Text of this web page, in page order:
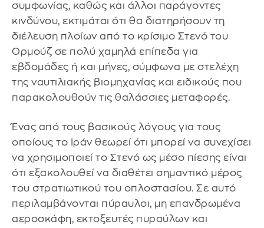
συμφωνίας, καθώς και άλλοι παράγοντες
κινδύνου, εκτιμάται ότι θα διατηρήσουν τη
διέλευση πλοίων από το κρίσιμο Στενό του
Ορμούζ σε πολύ χαμηλά επίπεδα για
εβδομάδες ή και μήνες, σύμφωνα με στελέχη
της ναυτιλιακής βιομηχανίας και ειδικούς που
παρακολουθούν τις θαλάσσιες μεταφορές.
Ένας από τους βασικούς λόγους για τους
οποίους το Ιράν θεωρεί ότι μπορεί να συνεχίσει
να χρησιμοποιεί το Στενό ως μέσο πίεσης είναι
ότι εξακολουθεί να διαθέτει σημαντικό μέρος
του στρατιωτικού του οπλοστασίου. Σε αυτό
περιλαμβάνονται πύραυλοι, μη επανδρωμένα
αεροσκάφη, εκτοξευτές πυραύλων και